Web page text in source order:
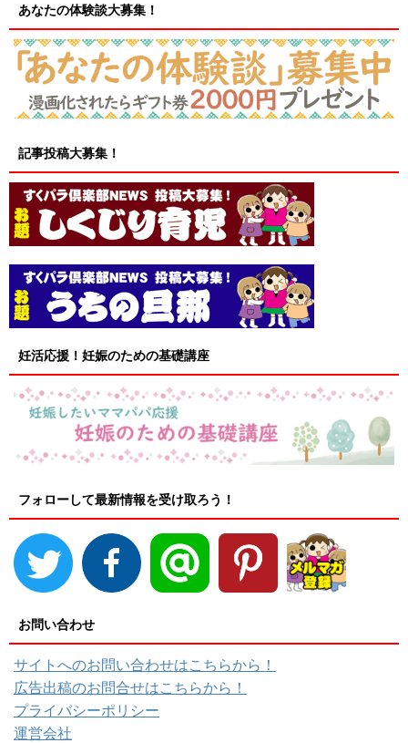
あなたの体験談大募集！
記事投稿大募集！
妊活応援！妊娠のための基礎講座
フォローして最新情報を受け取ろう！
お問い合わせ
サイトへのお問い合わせはこちらから！
広告出稿のお問合せはこちらから！
プライバシーポリシー
運営会社